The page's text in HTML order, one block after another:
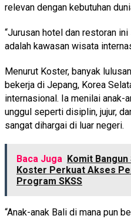
relevan dengan kebutuhan
“Jurusan hotel dan restoran
adalah kawasan wisata
Menurut Koster, banyak
bekerja di Jepang, Korea
internasional. Ia menilai anak-
unggul seperti disiplin, jujur,
sangat dihargai di luar negeri.
Baca Juga Komit Bangun
Koster Perkuat Akses
Program SKSS
“Anak-anak Bali di mana pun